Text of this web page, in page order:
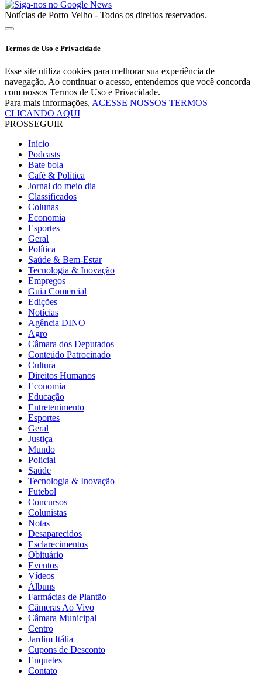
Notícias de Porto Velho - Todos os direitos reservados.
Termos de Uso e Privacidade
Esse site utiliza cookies para melhorar sua experiência de
navegação. Ao continuar o acesso, entendemos que você concorda
com nossos Termos de Uso e Privacidade.
Para mais informações, ACESSE NOSSOS TERMOS
CLICANDO AQUI
PROSSEGUIR
Início
Podcasts
Bate bola
Café & Política
Jornal do meio dia
Classificados
Colunas
Economia
Esportes
Geral
Política
Saúde & Bem-Estar
Tecnologia & Inovação
Empregos
Guia Comercial
Edições
Notícias
Agência DINO
Agro
Câmara dos Deputados
Conteúdo Patrocinado
Cultura
Direitos Humanos
Economia
Educação
Entretenimento
Esportes
Geral
Justiça
Mundo
Policial
Saúde
Tecnologia & Inovação
Futebol
Concursos
Colunistas
Notas
Desaparecidos
Esclarecimentos
Obituário
Eventos
Vídeos
Álbuns
Farmácias de Plantão
Câmeras Ao Vivo
Câmara Municipal
Centro
Jardim Itália
Cupons de Desconto
Enquetes
Contato